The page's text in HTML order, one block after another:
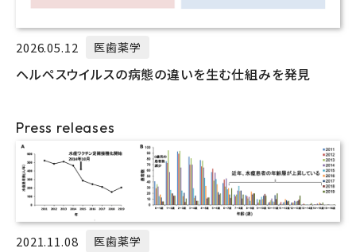
2026.05.12 医歯薬学
ヘルペスウイルスの病態の違いを生む仕組みを発見
Press releases
2021.11.08 医歯薬学